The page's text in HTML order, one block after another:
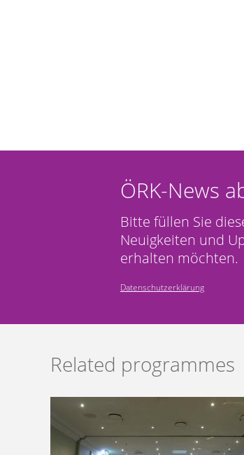
ÖRK-News
Bitte füllen Sie
Neuigkeiten und
erhalten möchten.
Datenschutzerklärung
Related programmes